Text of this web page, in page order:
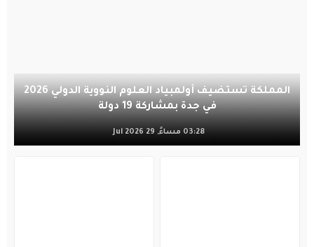
المملكة تستضيف أولمبياد العلوم النووية الدولي 2026
في جدة بمشاركة 19 دولة
03:28 مساءً, 29 Jul 2026